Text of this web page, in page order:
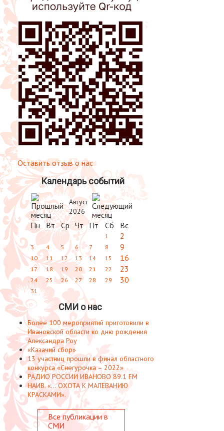
Оставить отзыв о нас
Календарь событий
Август
2026
Пн Вт Ср Чт Пт Сб Вс
1 2
3 4 5 6 7 8 9
10 11 12 13 14 15 16
17 18 19 20 21 22 23
24 25 26 27 28 29 30
31
СМИ о нас
Более 100 мероприятий приготовили в
Ивановской области ко дню рождения
Александра Роу
«Казачий сбор»
13 участниц прошли в финал областного
конкурса «Снегурочка – 2022»
РАДИО РОССИИ ИВАНОВО 89.1 FM
НАИВ. «... ОХОТА К МАЛЕВАНИЮ
КРАСКАМИ».
Все публикации в
СМИ